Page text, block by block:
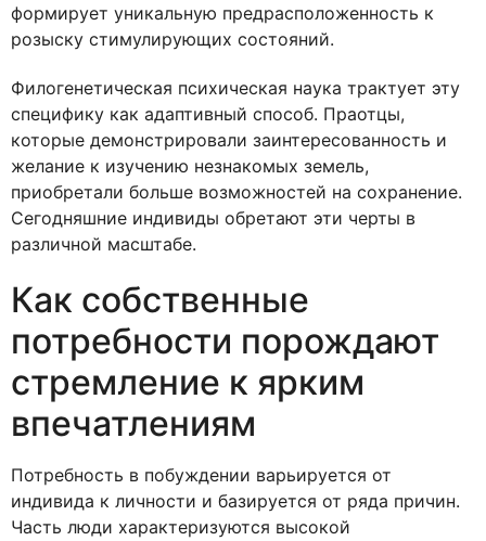
формирует уникальную предрасположенность к
розыску стимулирующих состояний.
Филогенетическая психическая наука трактует эту
специфику как адаптивный способ. Праотцы,
которые демонстрировали заинтересованность и
желание к изучению незнакомых земель,
приобретали больше возможностей на сохранение.
Сегодняшние индивиды обретают эти черты в
различной масштабе.
Как собственные
потребности порождают
стремление к ярким
впечатлениям
Потребность в побуждении варьируется от
индивида к личности и базируется от ряда причин.
Часть люди характеризуются высокой